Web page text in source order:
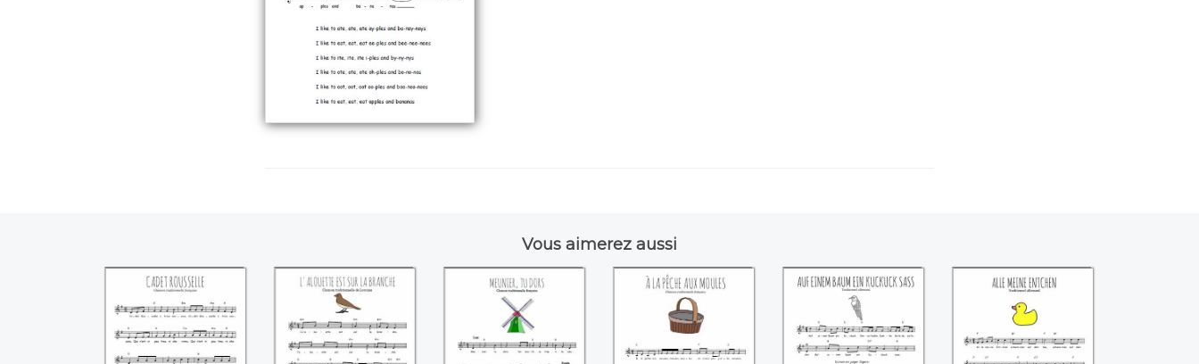
Vous aimerez aussi
Cadet Rousselle
L'alouette est sur
la branche
Meunier, tu dors
A la pêche aux
moules
Auf einem Baum
ein Kuckuck sass
Alle Meine
Entchen